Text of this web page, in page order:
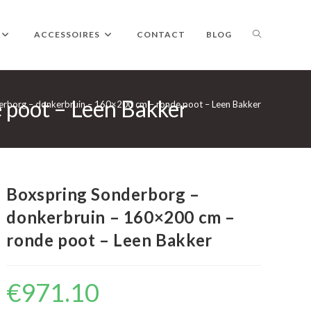
ACCESSOIRES CONTACT BLOG TOGGLE
WEBSITE
– Leen Bakker
– donkerbruin – 160×200 cm – ronde poot – Leen Bakker
Boxspring Sonderborg –
donkerbruin – 160×200 cm –
ronde poot – Leen Bakker
€971.10